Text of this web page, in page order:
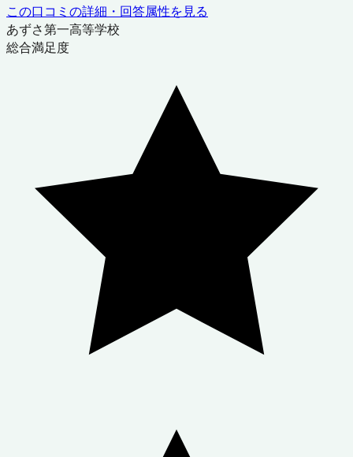
この口コミの詳細・回答属性を見る
あずさ第一高等学校
総合満足度